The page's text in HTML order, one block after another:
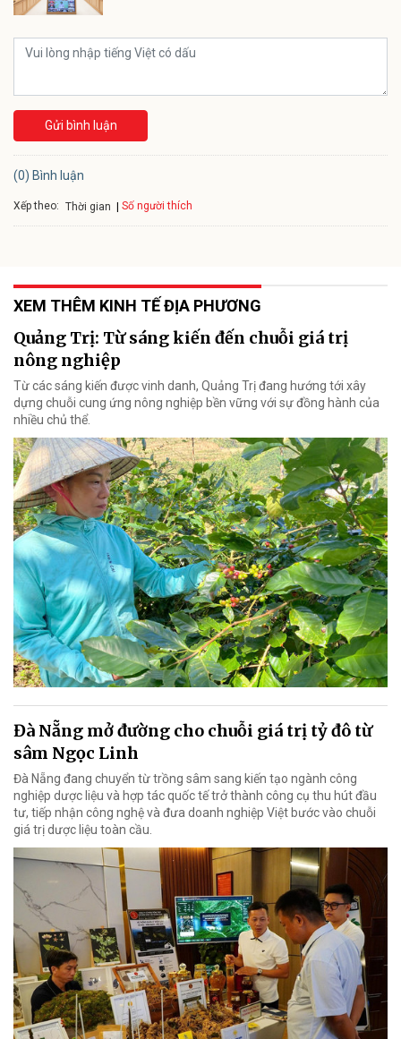
Gửi bình luận
(0) Bình luận
Xếp theo: Thời gian Số người thích
XEM THÊM KINH TẾ ĐỊA PHƯƠNG
Quảng Trị: Từ sáng kiến đến chuỗi giá trị
nông nghiệp
Từ các sáng kiến được vinh danh, Quảng Trị đang hướng tới xây
dựng chuỗi cung ứng nông nghiệp bền vững với sự đồng hành của
nhiều chủ thể.
Đà Nẵng mở đường cho chuỗi giá trị tỷ đô từ
sâm Ngọc Linh
Đà Nẵng đang chuyển từ trồng sâm sang kiến tạo ngành công
nghiệp dược liệu và hợp tác quốc tế trở thành công cụ thu hút đầu
tư, tiếp nhận công nghệ và đưa doanh nghiệp Việt bước vào chuỗi
giá trị dược liệu toàn cầu.